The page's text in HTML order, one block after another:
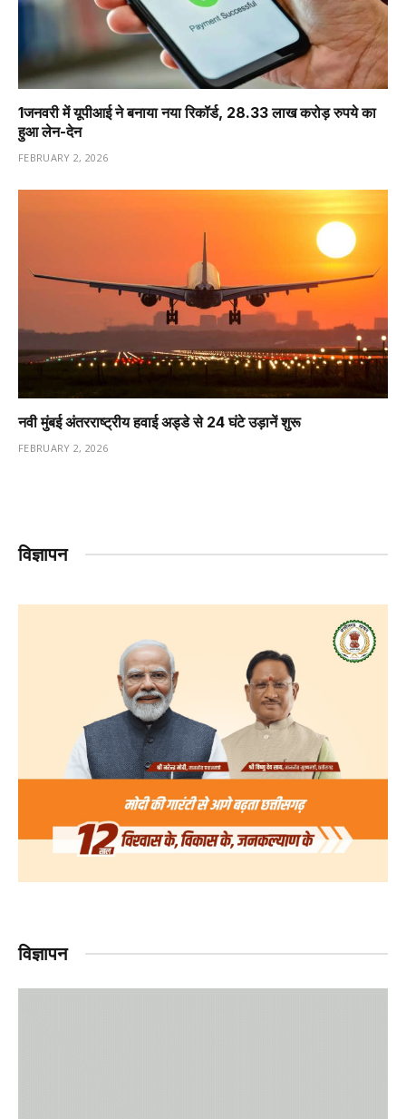
1️जनवरी में यूपीआई ने बनाया नया रिकॉर्ड, 28.33 लाख करोड़ रुपये का
हुआ लेन-देन
FEBRUARY 2, 2026
नवी मुंबई अंतरराष्ट्रीय हवाई अड्डे से 24 घंटे उड़ानें शुरू
FEBRUARY 2, 2026
विज्ञापन
विज्ञापन